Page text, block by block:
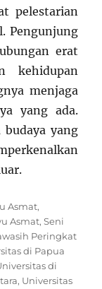
pelestarian
Pengunjung
erat
kehidupan
menjaga
yang ada.
yang
Asmat,
Asmat,Seni
Peringkat
di Papua
di
, Universitas